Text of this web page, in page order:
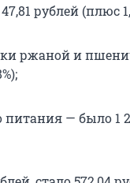
рублей (плюс
ржаной и
— было 1